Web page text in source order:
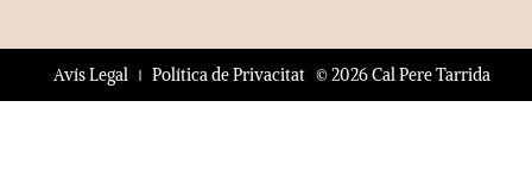
© 2026 Cal Pere Tarrida
Avís Legal Política de Privacitat